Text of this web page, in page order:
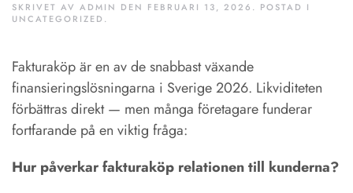
SKRIVET AV ADMIN DEN FEBRUARI 13, 2026 . POSTAD I
UNCATEGORIZED .
Fakturaköp är en av de snabbast växande
finansieringslösningarna i Sverige 2026. Likviditeten
förbättras direkt — men många företagare funderar
fortfarande på en viktig fråga:
Hur påverkar fakturaköp relationen till kunderna?